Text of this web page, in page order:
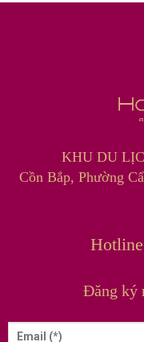
KHU DU
Cồn Bắp, Phường
Đăng ký